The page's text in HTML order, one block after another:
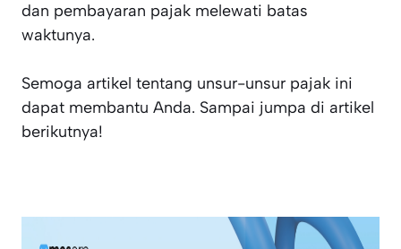
dan pembayaran pajak melewati batas
waktunya.
Semoga artikel tentang unsur-unsur pajak ini
dapat membantu Anda. Sampai jumpa di artikel
berikutnya!